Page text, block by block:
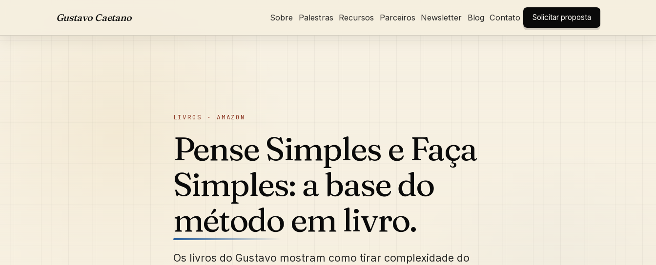
Gustavo Caetano Sobre Palestras Recursos Parceiros Newsletter Blog Contato Solicitar proposta
LIVROS · AMAZON
Pense Simples e Faça
Simples: a base do
método em livro.
Os livros do Gustavo mostram como tirar complexidade do